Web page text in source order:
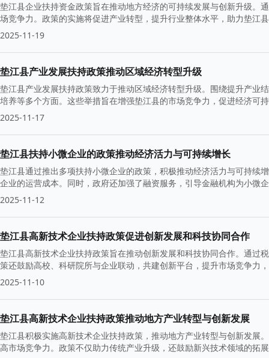
垫江县企业扶持资金政策旨在推动地方经济的可持续发展与创新升级。
场竞争力。政策的实施将促进产业转型，提升行业整体水平，助力垫江
2025-11-19
垫江县产业发展扶持政策推动区域经济转型升级
垫江县产业发展扶持政策致力于推动区域经济转型升级。围绕提升产业
培养等多个方面。这些举措旨在增强垫江县的市场竞争力，促进经济可
2025-11-17
垫江县扶持小微企业的政策推动经济活力与可持续增长
垫江县通过推出多项扶持小微企业的政策，积极推动经济活力与可持续
企业的运营成本。同时，政府还加强了融资服务，引导金融机构为小微
2025-11-12
垫江县高新技术企业扶持政策促进创新发展和科技协同合作
垫江县高新技术企业扶持政策旨在推动创新发展和科技协同合作。通过
策还鼓励高校、科研院所与企业联动，共建创新平台，提升市场竞争力
2025-11-10
垫江县高新技术企业扶持政策推动地方产业转型与创新发展
垫江县积极实施高新技术企业扶持政策，推动地方产业转型与创新发展
高市场竞争力。政策不仅助力传统产业升级，还鼓励新兴技术领域的拓